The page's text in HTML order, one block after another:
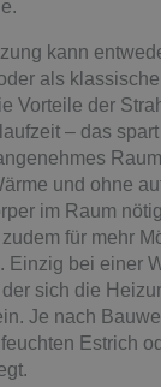
kann
als
Vorteile der
– das
und ohne
im Raum
für mehr
Einzig bei einer
sich die
Je nach
Estrich